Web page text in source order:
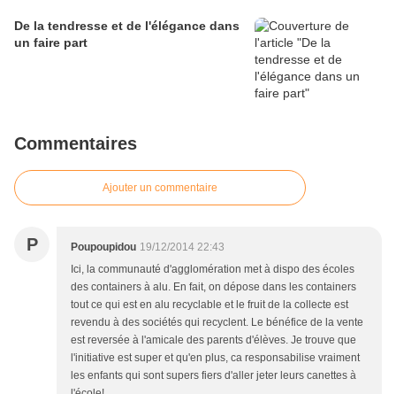
De la tendresse et de l'élégance dans
un faire part
Commentaires
Ajouter un commentaire
P Poupoupidou 19/12/2014 22:43
Ici, la communauté d'agglomération met à dispo des écoles
des containers à alu. En fait, on dépose dans les containers
tout ce qui est en alu recyclable et le fruit de la collecte est
revendu à des sociétés qui recyclent. Le bénéfice de la vente
est reversée à l'amicale des parents d'élèves. Je trouve que
l'initiative est super et qu'en plus, ca responsabilise vraiment
les enfants qui sont supers fiers d'aller jeter leurs canettes à